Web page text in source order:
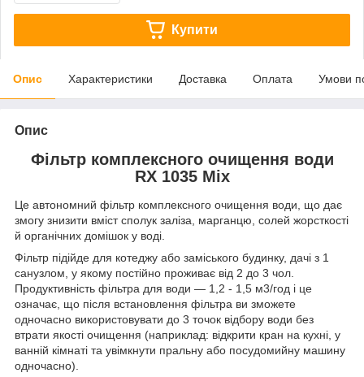
Купити
Опис Характеристики Доставка Оплата Умови
Опис
Фільтр комплексного очищення води
RX 1035 Mix
Це автономний фільтр комплексного очищення води, що дає
змогу знизити вміст сполук заліза, марганцю, солей жорсткості
й органічних домішок у воді.
Фільтр підійде для котеджу або заміського будинку, дачі з 1
санузлом, у якому постійно проживає від 2 до 3 чол.
Продуктивність фільтра для води — 1,2 - 1,5 м3/год і це
означає, що після встановлення фільтра ви зможете
одночасно використовувати до 3 точок відбору води без
втрати якості очищення (наприклад: відкрити кран на кухні, у
ванній кімнаті та увімкнути пральну або посудомийну машину
одночасно).